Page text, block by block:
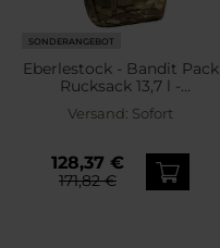
SONDERANGEBOT
Eberlestock - Bandit Pack
Rucksack 13,7 l -
MultiCam
Versand: Sofort
128,37 €
171,82 €